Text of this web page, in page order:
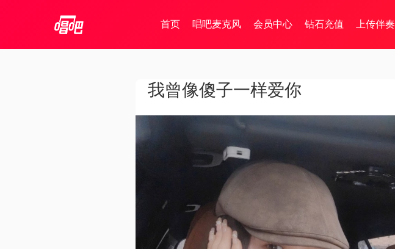
首页 唱吧麦克风 会员中心 钻石充值 上传伴奏
我曾像傻子一样爱你